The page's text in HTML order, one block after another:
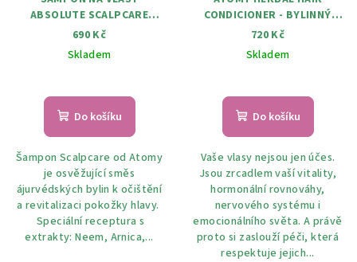
ABSOLUTE SCALPCARE
ATOMY 500 ML
690 Kč
Skladem
Do košíku
Šampon Scalpcare od Atomy
je osvěžující směs
ájurvédských bylin k očištění
a revitalizaci pokožky hlavy.
Speciální receptura s
extrakty: Neem, Arnica,...
CONDICIONER - BYLINNÝ
KONDICIONÉR 500 ML
720 Kč
Skladem
Do košíku
Vaše vlasy nejsou jen účes.
Jsou zrcadlem vaší vitality,
hormonální rovnováhy,
nervového systému i
emocionálního světa. A právě
proto si zaslouží péči, která
respektuje jejich...